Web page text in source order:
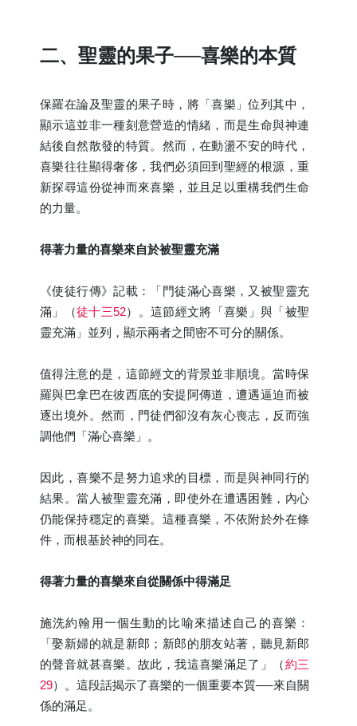
二、聖靈的果子──喜樂的本質
保羅在論及聖靈的果子時，將「喜樂」位列其中，
顯示這並非一種刻意營造的情緒，而是生命與神連
結後自然散發的特質。然而，在動盪不安的時代，
喜樂往往顯得奢侈，我們必須回到聖經的根源，重
新探尋這份從神而來喜樂，並且足以重構我們生命
的力量。
得著力量的喜樂來自於被聖靈充滿
《使徒行傳》記載：「門徒滿心喜樂，又被聖靈充
滿」（徒十三52）。這節經文將「喜樂」與「被聖
靈充滿」並列，顯示兩者之間密不可分的關係。
值得注意的是，這節經文的背景並非順境。當時保
羅與巴拿巴在彼西底的安提阿傳道，遭遇逼迫而被
逐出境外。然而，門徒們卻沒有灰心喪志，反而強
調他們「滿心喜樂」。
因此，喜樂不是努力追求的目標，而是與神同行的
結果。當人被聖靈充滿，即使外在遭遇困難，內心
仍能保持穩定的喜樂。這種喜樂，不依附於外在條
件，而根基於神的同在。
得著力量的喜樂來自從關係中得滿足
施洗約翰用一個生動的比喻來描述自己的喜樂：
「娶新婦的就是新郎；新郎的朋友站著，聽見新郎
的聲音就甚喜樂。故此，我這喜樂滿足了」（約三
29）。這段話揭示了喜樂的一個重要本質──來自關
係的滿足。